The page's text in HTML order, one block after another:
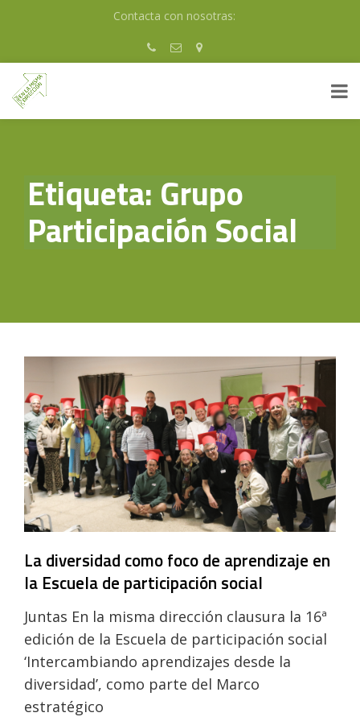
Contacta con nosotras:
Etiqueta: Grupo
Participación Social
La diversidad como foco de aprendizaje en
la Escuela de participación social
Juntas En la misma dirección clausura la 16ª
edición de la Escuela de participación social
‘Intercambiando aprendizajes desde la
diversidad’, como parte del Marco
estratégico